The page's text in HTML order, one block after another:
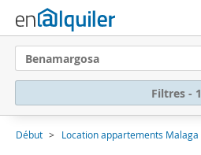
Benamargosa
Filtres - 1
Début Location appartements Malaga